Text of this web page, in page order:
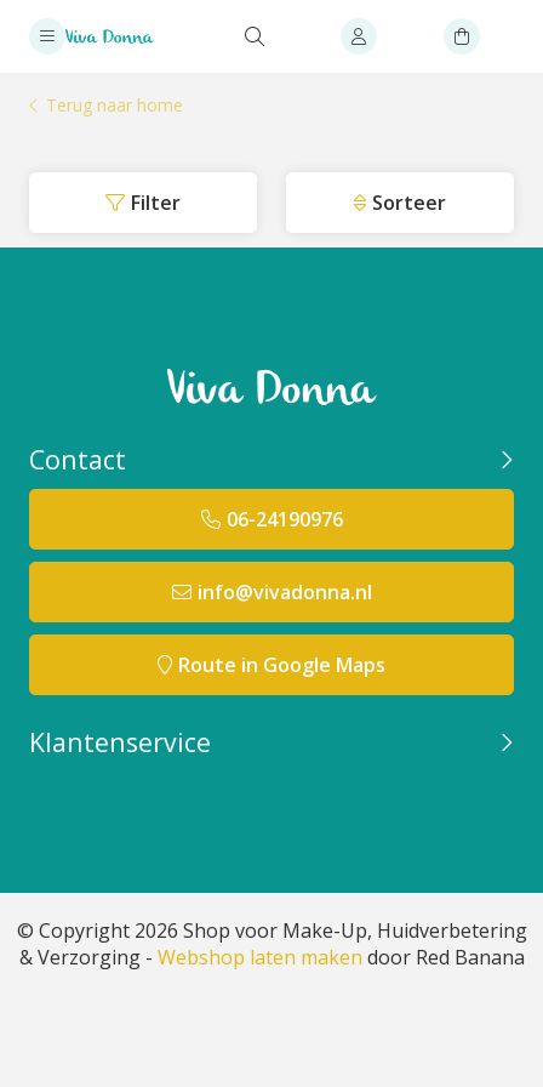
Terug naar home
Filter Sorteer
Contact
06-24190976
info@vivadonna.nl
Route in Google Maps
Klantenservice
© Copyright 2026 Shop voor Make-Up, Huidverbetering
& Verzorging - Webshop laten maken door Red Banana